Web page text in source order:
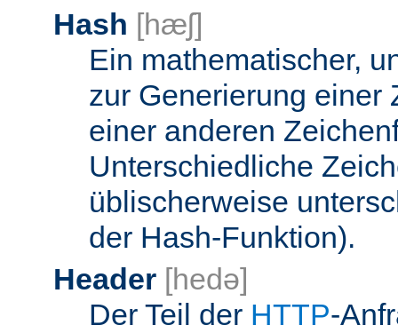
Hash [hæʃ]
Ein mathematischer,
zur Generierung einer
einer anderen
Unterschiedliche
üblischerweise
der Hash-Funktion).
Header [hedə]
Der Teil der HTTP-